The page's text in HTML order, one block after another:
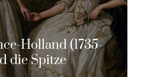
Holland (1735-
die Spitze